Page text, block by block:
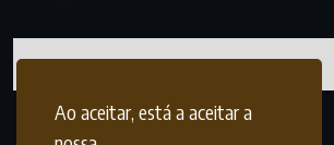
Ao aceitar, está a aceitar a